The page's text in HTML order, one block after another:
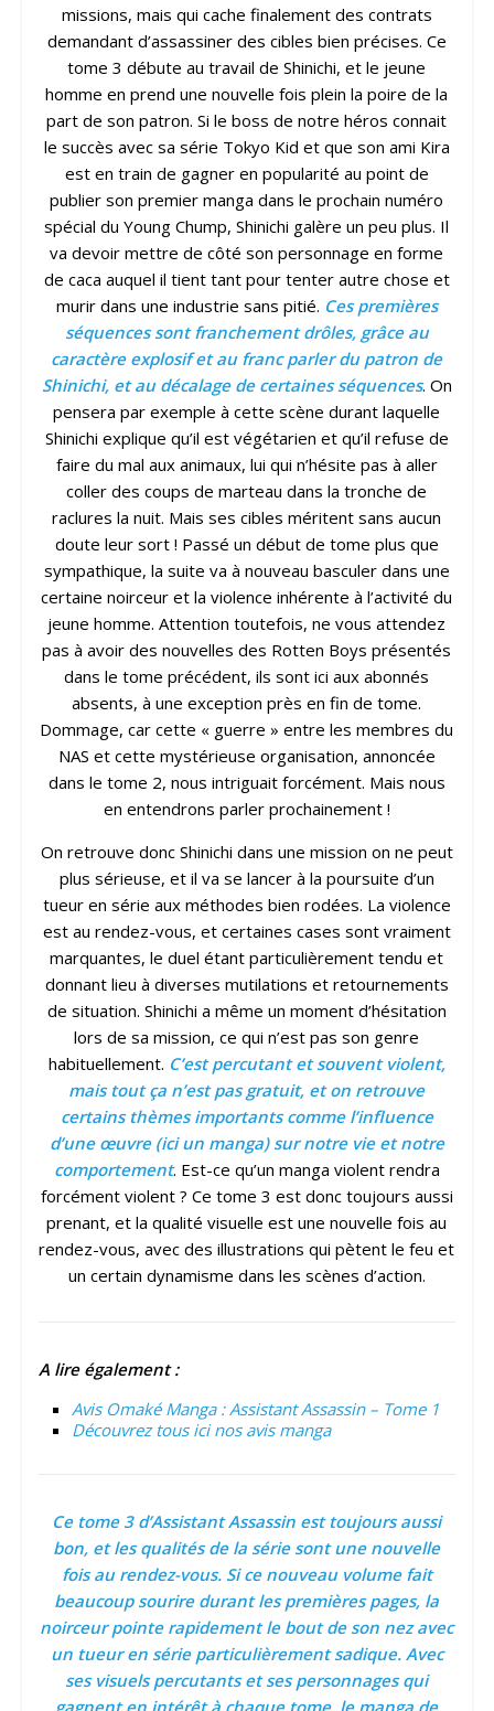
missions, mais qui cache finalement des contrats
demandant d’assassiner des cibles bien précises. Ce
tome 3 débute au travail de Shinichi, et le jeune
homme en prend une nouvelle fois plein la poire de la
part de son patron. Si le boss de notre héros connait
le succès avec sa série Tokyo Kid et que son ami Kira
est en train de gagner en popularité au point de
publier son premier manga dans le prochain numéro
spécial du Young Chump, Shinichi galère un peu plus. Il
va devoir mettre de côté son personnage en forme
de caca auquel il tient tant pour tenter autre chose et
murir dans une industrie sans pitié. Ces premières
séquences sont franchement drôles, grâce au
caractère explosif et au franc parler du patron de
Shinichi, et au décalage de certaines séquences. On
pensera par exemple à cette scène durant laquelle
Shinichi explique qu’il est végétarien et qu’il refuse de
faire du mal aux animaux, lui qui n’hésite pas à aller
coller des coups de marteau dans la tronche de
raclures la nuit. Mais ses cibles méritent sans aucun
doute leur sort ! Passé un début de tome plus que
sympathique, la suite va à nouveau basculer dans une
certaine noirceur et la violence inhérente à l’activité du
jeune homme. Attention toutefois, ne vous attendez
pas à avoir des nouvelles des Rotten Boys présentés
dans le tome précédent, ils sont ici aux abonnés
absents, à une exception près en fin de tome.
Dommage, car cette « guerre » entre les membres du
NAS et cette mystérieuse organisation, annoncée
dans le tome 2, nous intriguait forcément. Mais nous
en entendrons parler prochainement !
On retrouve donc Shinichi dans une mission on ne peut
plus sérieuse, et il va se lancer à la poursuite d’un
tueur en série aux méthodes bien rodées. La violence
est au rendez-vous, et certaines cases sont vraiment
marquantes, le duel étant particulièrement tendu et
donnant lieu à diverses mutilations et retournements
de situation. Shinichi a même un moment d’hésitation
lors de sa mission, ce qui n’est pas son genre
habituellement. C’est percutant et souvent violent,
mais tout ça n’est pas gratuit, et on retrouve
certains thèmes importants comme l’influence
d’une œuvre (ici un manga) sur notre vie et notre
comportement. Est-ce qu’un manga violent rendra
forcément violent ? Ce tome 3 est donc toujours aussi
prenant, et la qualité visuelle est une nouvelle fois au
rendez-vous, avec des illustrations qui pètent le feu et
un certain dynamisme dans les scènes d’action.
A lire également :
Avis Omaké Manga : Assistant Assassin – Tome 1
Découvrez tous ici nos avis manga
Ce tome 3 d’Assistant Assassin est toujours aussi
bon, et les qualités de la série sont une nouvelle
fois au rendez-vous. Si ce nouveau volume fait
beaucoup sourire durant les premières pages, la
noirceur pointe rapidement le bout de son nez avec
un tueur en série particulièrement sadique. Avec
ses visuels percutants et ses personnages qui
gagnent en intérêt à chaque tome, le manga de